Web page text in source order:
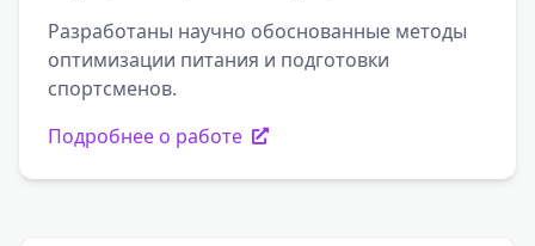
Разработаны научно обоснованные методы
оптимизации питания и подготовки
спортсменов.
Подробнее о работе